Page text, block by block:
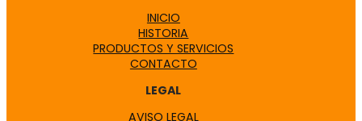
INICIO
HISTORIA
PRODUCTOS Y SERVICIOS
CONTACTO
LEGAL
AVISO LEGAL